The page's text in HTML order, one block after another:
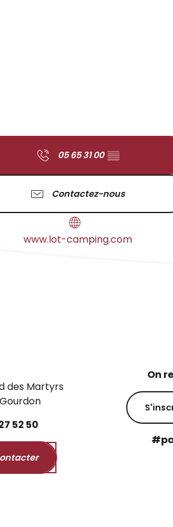
05 65 31 00 ▒▒
Contactez-nous
www.lot-camping.com
des Martyrs
52 50
On